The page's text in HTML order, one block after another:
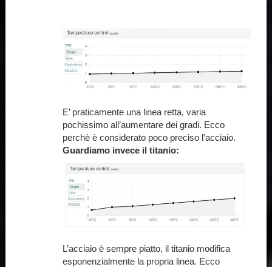
E’ praticamente una linea retta, varia
pochissimo all’aumentare dei gradi. Ecco
perchè è considerato poco preciso l’acciaio.
Guardiamo invece il titanio:
L’acciaio è sempre piatto, il titanio modifica
esponenzialmente la propria linea. Ecco